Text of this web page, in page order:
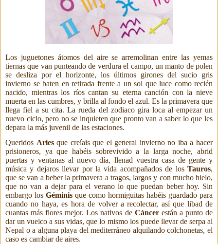
Los juguetones átomos del aire se arremolinan entre las yemas
tiernas que van punteando de verdura el campo, un manto de polen
se desliza por el horizonte, los últimos girones del sucio gris
invierno se baten en retirada frente a un sol que luce como recién
nacido, mientras los ríos cantan su eterna canción con la nieve
muerta en las cumbres, y brilla al fondo el azul. Es la primavera que
llega fiel a su cita. La rueda del zodiaco gira loca al empezar un
nuevo ciclo, pero no se inquieten que pronto van a saber lo que les
depara la más juvenil de las estaciones.
Queridos Ariesque creíais que el general invierno no iba a hacer
prisioneros, ya que habéis sobrevivido a la larga noche, abrid
puertas y ventanas al nuevo día, llenad vuestra casa de gente y
música y dejaros llevar por la vida acompañados de los Tauros,
que se van a beber la primavera a tragos, largos y con mucho hielo,
que no van a dejar para el verano lo que puedan beber hoy. Sin
embargo los Géminis que como hormiguitas habéis guardado para
cuando no haya, es hora de volver a recolectar, así que libad de
cuantas más flores mejor. Los nativos de Cáncer están a punto de
dar un vuelco a sus vidas, que lo mismo los puede llevar de serpa al
Nepal o a alguna playa del mediterráneo alquilando colchonetas, el
caso es cambiar de aires.